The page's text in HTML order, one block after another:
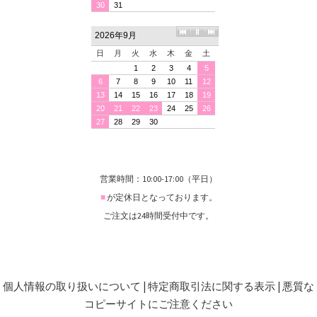
営業時間：10:00-17:00（平日）
■が定休日となっております。
ご注文は24時間受付中です。
個人情報の取り扱いについて | 特定商取引法に関する表示 | 悪質な
コピーサイトにご注意ください